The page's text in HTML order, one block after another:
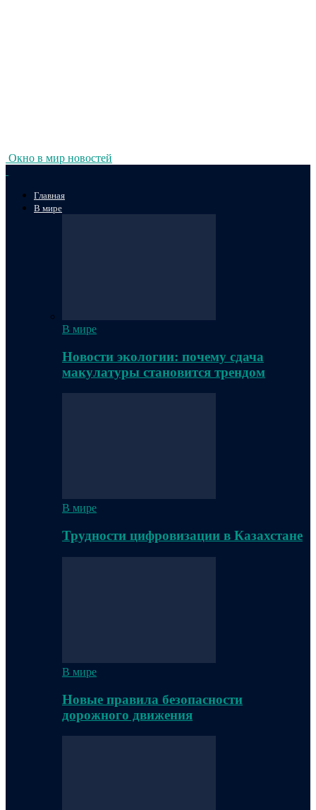
Окно в мир новостей
Главная
В мире
В мире
Новости экологии: почему сдача
макулатуры становится трендом
В мире
Трудности цифровизации в Казахстане
В мире
Новые правила безопасности
дорожного движения